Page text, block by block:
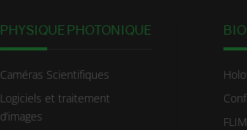
PHYSIQUE PHOTONIQUE
Caméras Scientifiques
Logiciels et traitement
d’images
FLIM